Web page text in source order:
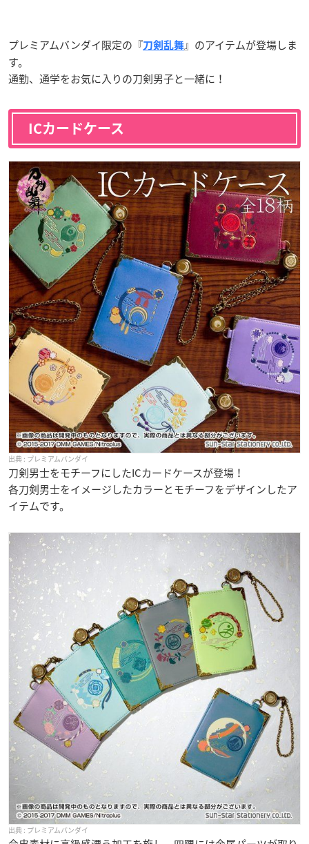
プレミアムバンダイ限定の『刀剣乱舞』のアイテムが登場しま
す。
通勤、通学をお気に入りの刀剣男子と一緒に！
ICカードケース
プレミアムバンダイ
刀剣男士をモチーフにしたICカードケースが登場！
各刀剣男士をイメージしたカラーとモチーフをデザインしたア
イテムです。
プレミアムバンダイ